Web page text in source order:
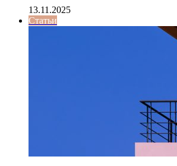
13.11.2025
Статьи